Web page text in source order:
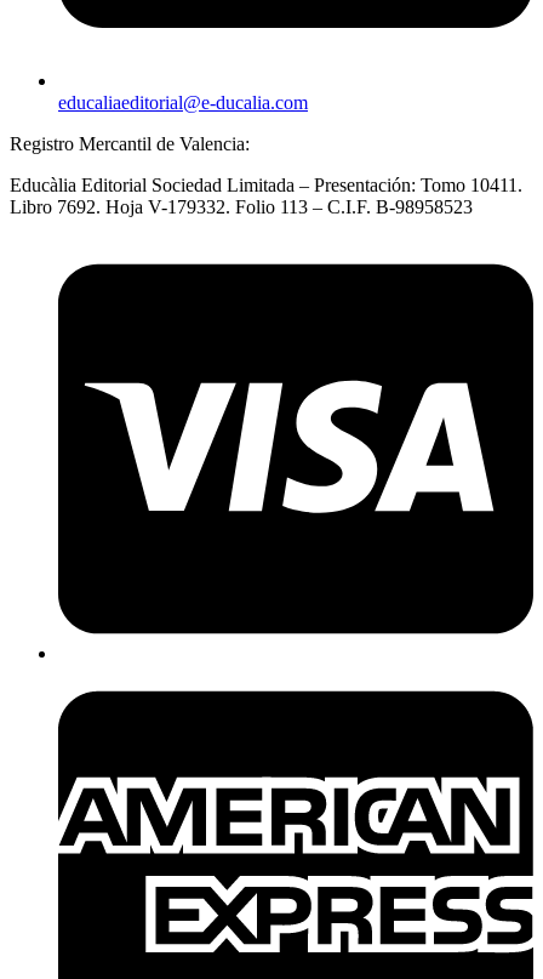
educaliaeditorial@e-ducalia.com
Registro Mercantil de Valencia:
Educàlia Editorial Sociedad Limitada – Presentación: Tomo 10411.
Libro 7692. Hoja V-179332. Folio 113 – C.I.F. B-98958523